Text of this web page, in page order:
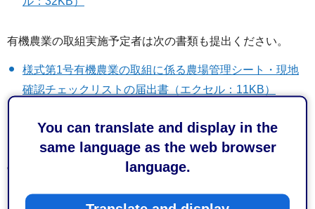
You can translate and display in the
same language as the web browser
language.
有機農業の取組実施予定者は次の書類も提出ください。
様式第1号有機農業の取組に係る農場管理シート・現地
確認チェックリストの届出書（エクセル：11KB）
（エクセル：34KB）
実施状況や営農活動実績の報告時には別途必要書類があり
ます。